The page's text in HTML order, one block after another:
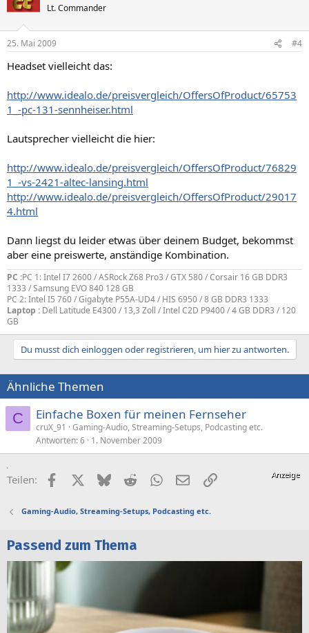
Lt. Commander
25. Mai 2009 #4
Headset vielleicht das:
http://www.idealo.de/preisvergleich/OffersOfProduct/65753
1_-pc-131-sennheiser.html
Lautsprecher vielleicht die hier:
http://www.idealo.de/preisvergleich/OffersOfProduct/76829
1_-vs-2421-altec-lansing.html
http://www.idealo.de/preisvergleich/OffersOfProduct/29017
4.html
Dann liegst du leider etwas über deinem Budget, bekommst
aber eine preiswerte, anständige Kombination.
PC :PC 1: Intel I7 2600 / ASRock Z68 Pro3 / GTX 580 / Corsair 16 GB DDR3
1333 / Samsung EVO 840 128 GB
PC 2: Intel I5 760 / Gigabyte P55A-UD4 / HIS 6950 / 8 GB DDR3 1333
Laptop : Dell Latitude E4300 / 13,3 Zoll / Intel C2D P9400 / 4 GB DDR3 / 120
GB
Du musst dich einloggen oder registrieren, um hier zu antworten.
Ähnliche Themen
C Einfache Boxen für meinen Fernseher
cruX_91
Gaming-Audio, Streaming-Setups, Podcasting etc.
Antworten 6 1. November 2009
Teilen: FacebookX (Twitter)
BlueskyRedditWhatsApp
E-MailLink
Gaming-Audio, Streaming-Setups, Podcasting etc.
Passend zum Thema